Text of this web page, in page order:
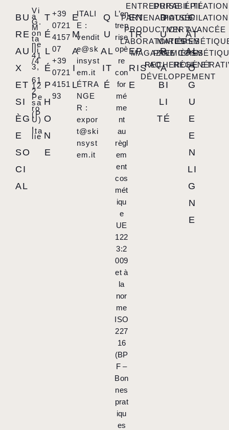
BU
RE
AU
X
ET
SI
ÈG
E
SO
CI
AL
Vi
a
G.
M
on
ta
ne
lli
41
/4
3,
61
12
2
Pe
sa
ro
(P
U)
,
Ita
lie
T
É
L
É
P
H
O
N
E
+39
0721
4157
07
+39
0721
4151
93
E
M
A
I
L
ITALI
E :
vendit
e@sk
insyst
em.it
ÉTRA
NGE
R :
expor
t@ski
nsyst
em.it
Q
U
AL
IT
É
L’en
trep
rise
opè
re
con
for
mé
me
nt
au
règl
em
ent
cos
mét
iqu
e
UE
122
3:2
009
et à
la
nor
me
ISO
227
16
(BP
F –
Bon
nes
prat
iqu
es
EN
TR
EP
RIS
E
ENTREPRISE
PARTENARIATS
PRODUCTION
LABORATOIRES
MAGAZINE
FAQ
D
U
R
A
BI
LI
TÉ
DURABILITÉ
POUCE
VERT
MATIÈRES
PREMIÈRES
RECHERCHE ET
DÉVELOPPEMENT
C
AT
AL
O
G
U
E
E
N
LI
G
N
E
ÉPILATION
ÉPILATION
AVANCÉE